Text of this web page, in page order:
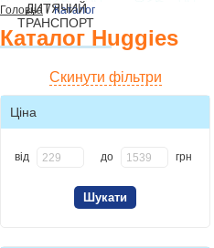
ДИТЯЧИЙ
ТРАНСПОРТ
Головна/Каталог
Каталог Huggies
Скинути фільтри
Ціна
від до грн